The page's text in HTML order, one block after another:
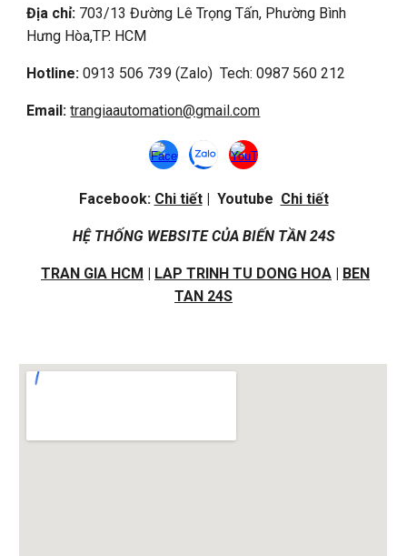
Địa chỉ: 703/13 Đường Lê Trọng Tấn, Phường Bình
Hưng Hòa,TP. HCM
Hotline: 0913 506 739 (Zalo) Tech: 0987 560 212
Email:trangiaautomation@gmail.com
Facebook: Chi tiết| Youtube Chi tiết
HỆ THỐNG WEBSITE CỦA BIẾN TẦN 24S
TRAN GIA HCM | LAP TRINH TU DONG HOA | BEN
TAN 24S